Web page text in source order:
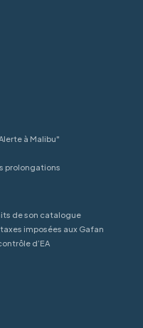
à Malibu"
prolongations
de son catalogue
imposées aux Gafan
d’EA